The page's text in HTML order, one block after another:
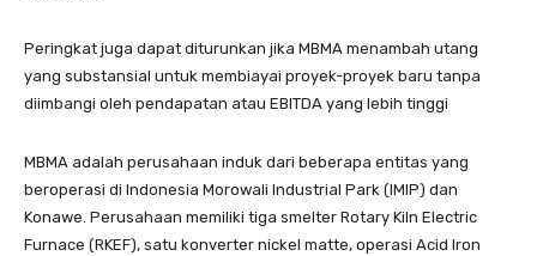
Peringkat juga dapat diturunkan jika MBMA menambah utang
yang substansial untuk membiayai proyek-proyek baru tanpa
diimbangi oleh pendapatan atau EBITDA yang lebih tinggi
MBMA adalah perusahaan induk dari beberapa entitas yang
beroperasi di Indonesia Morowali Industrial Park (IMIP) dan
Konawe. Perusahaan memiliki tiga smelter Rotary Kiln Electric
Furnace (RKEF), satu konverter nickel matte, operasi Acid Iron